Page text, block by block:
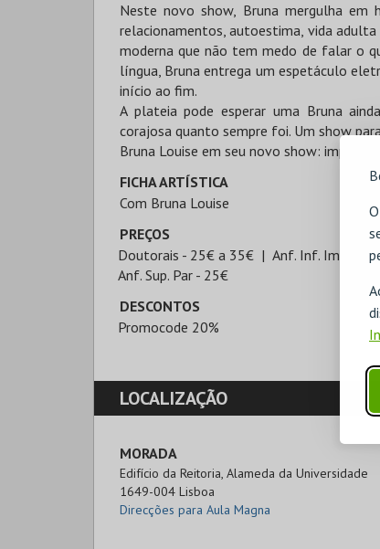
Neste novo show, Bruna mergulha em
relacionamentos, autoestima, vida adulta
moderna que não tem medo de falar o
língua, Bruna entrega um espetáculo
início ao fim.
A plateia pode esperar uma Bruna
corajosa quanto sempre foi. Um show
Bruna Louise em seu novo show:
FICHA ARTÍSTICA
Com Bruna Louise
PREÇOS
Doutorais - 25€ a 35€
Anf. Inf. Impar -
Anf. Sup. Par - 25€
DESCONTOS
Promocode 20%
LOCALIZAÇÃO
MORADA
Edifício da Reitoria, Alameda da Universidade
1649-004 Lisboa
Direcções para Aula Magna